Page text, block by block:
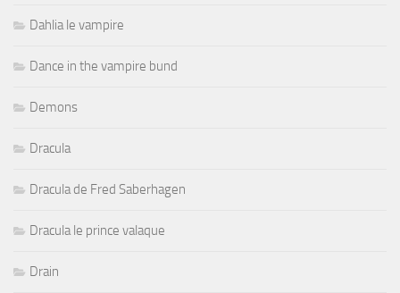
Dahlia le vampire
Dance in the vampire bund
Demons
Dracula
Dracula de Fred Saberhagen
Dracula le prince valaque
Drain